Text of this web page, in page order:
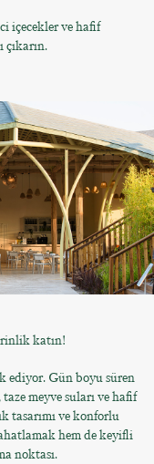
içecekler ve hafif
çıkarın.
katın!
ediyor. Gün boyu süren
meyve suları ve hafif
tasarımı ve konforlu
hem de keyifli
noktası.